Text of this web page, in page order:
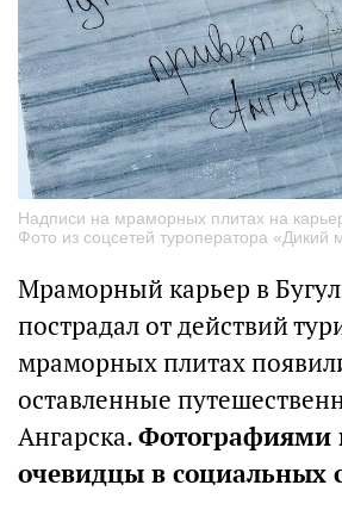
Надписи на мраморных плитах на
Фото из соцсетей туроператора «Дикий
Мраморный карьер в
пострадал от действий
мраморных плитах
оставленные
Ангарска.Фотографиями
очевидцы в социальных